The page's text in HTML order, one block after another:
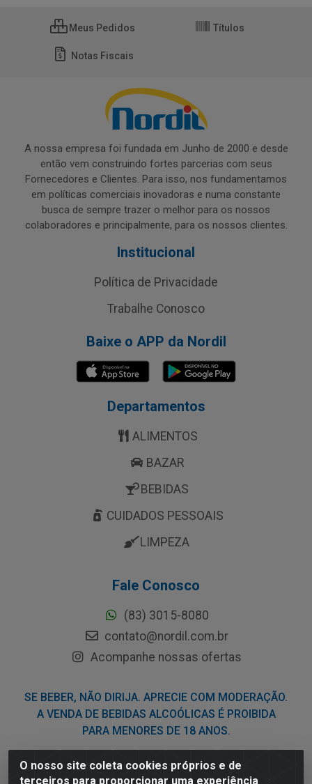
O nosso site coleta cookies próprios e de
terceiros para proporcionar uma experiência
Meus Pedidos Títulos
Notas Fiscais
A nossa empresa foi fundada em Junho de 2000 e desde
então vem construindo fortes parcerias com seus
Fornecedores e Clientes. Para isso, nos fundamentamos
em políticas comerciais inovadoras e numa constante
busca de sempre trazer o melhor para os nossos
colaboradores e principalmente, para os nossos clientes.
Institucional
Política de Privacidade
Trabalhe Conosco
Baixe o APP da Nordil
Departamentos
ALIMENTOS
BAZAR
BEBIDAS
CUIDADOS PESSOAIS
LIMPEZA
Fale Conosco
(83) 3015-8080
contato@nordil.com.br
Acompanhe nossas ofertas
SE BEBER, NÃO DIRIJA. APRECIE COM MODERAÇÃO.
A VENDA DE BEBIDAS ALCOÓLICAS É PROIBIDA
PARA MENORES DE 18 ANOS.
Nordil Distribuidora - Avenida Liberdade, 2738, Bloco F -